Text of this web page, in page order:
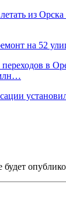
из
на 52
в